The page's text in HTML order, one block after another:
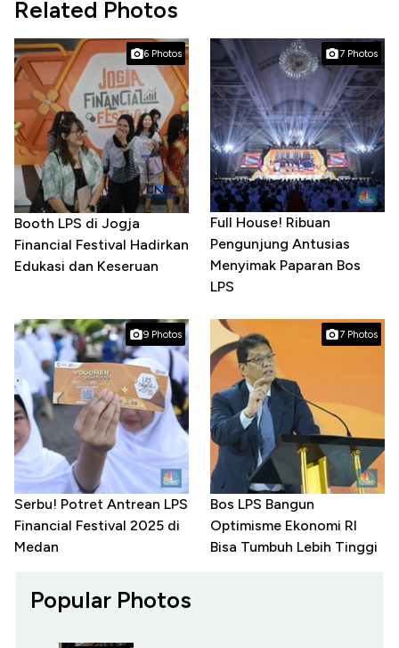
Related Photos
6 Photos
Booth LPS di Jogja
Financial Festival Hadirkan
Edukasi dan Keseruan
7 Photos
Full House! Ribuan
Pengunjung Antusias
Menyimak Paparan Bos
LPS
9 Photos
Serbu! Potret Antrean LPS
Financial Festival 2025 di
Medan
7 Photos
Bos LPS Bangun
Optimisme Ekonomi RI
Bisa Tumbuh Lebih Tinggi
Popular Photos